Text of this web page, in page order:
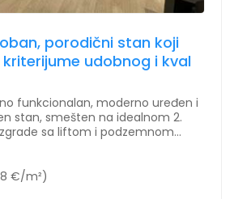
porodični stan koji
udobnog i kval
funkcionalan, moderno uređen i
stan, smešten na idealnom 2.
sa liftom i podzemnom...
€/m²)